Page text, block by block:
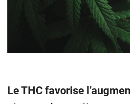
Le THC favorise